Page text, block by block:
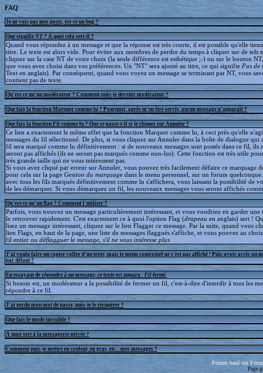
FAQ
Je ne vois pas mes posts, est-ce un bug ?
Que signifie NT ? A quoi cela sert-il ?
Quand vous répondez à un message et que la réponse est très courte, il est possible qu'elle
titre. Le texte est alors vide. Pour éviter aux membres de perdre du temps à cliquer sur de tels
cliquez sur la case NT de votre choix (la seule différence est esthétique ;-) ou sur le bouton
que vous avez choisi dans vos préférences. Un "NT" sera ajouté au titre, ce qui signifie Pas de
Text en anglais). Par conséquent, quand vous voyez un message se terminant par NT, vous
contient pas de texte.
Qu'est-ce qu'un modérateur ? Comment puis-je devenir modérateur ?
Que fais la fonction Marquer comme lu ? Pourquoi, après m'en être servis, aucun message n'apparaît ?
Que fais la fonction Fil comme lu ? Que se passe-t-il si je cliques sur Annuler ?
Ce lien a exactement le même effet que la fonction Marquer comme lu, à ceci près qu'elle
messages du fil sélectionné. De plus, si vous cliquez sur Annuler dans la boîte de dialogue qui
fil sera marqué comme lu définitivement : si de nouveaux messages sont postés dans ce fil, ils
seront pas affichés (ils ne seront pas marqués comme non-lus). Cette fonction est très utile
très grande taille qui ne vous intéressent pas.
Si vous avez cliqué par erreur sur Annuler, vous pouvez très facilement défaire ce marquage
pour cela sur la page Gestion du marquage dans le menu personnel, sur un forum
avec tous les fils marqués définitivement comme lu s'affichera, vous laissant la possibilité de
de les démarquer. Si vous démarquez un fil, les nouveaux messages vous seront affichés
Qu'est-ce qu'un flag ? Comment l'utiliser ?
Parfois, vous trouvez un message particulièrement intéressant, et vous voudriez en garder une
le retrouver rapidement. C'est exactement ce à quoi l'option Flag (drapeau en anglais) sert !
lisez un message intéressant, cliquez sur le lien Flagger ce message. Par la suite, quand vous
lien Flags, en haut de la page, une liste de messages flaggués s'affiche, et vous pouvez au
fil entier ou déflagguerle message, s'il ne vous intéresse plus
J'ai voulu faire un copier-coller d'un texte, mais le menu contextuel ne s'est pas affiché ! Puis avoir accès au
par défaut ?
En essayant de répondre à un message, ce texte est apparu : Fil fermé
Si besoin est, un modérateur a la possibilité de fermer un fil, c'est-à-dire d'interdir à tous les
répondre à ce fil.
J'ai perdu mon mot de passe, puis-je le récupérer ?
Que fais le mode invisible ?
A quoi sert à la messagerie privée ?
Comment puis-je mettre en couleur, en gras, etc... mes messages ?
Forum basé sur
Page